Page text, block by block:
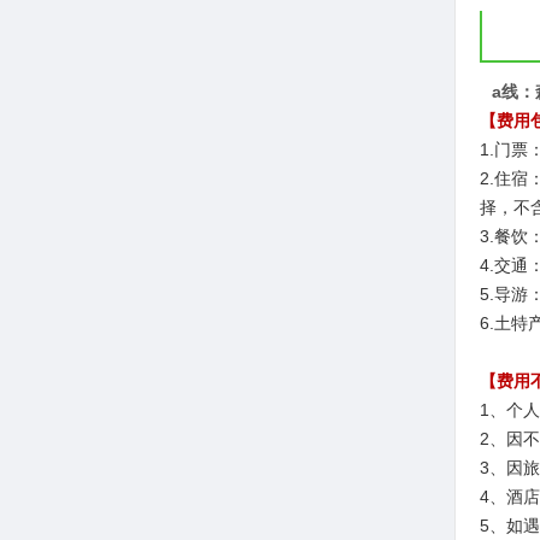
a线：
【费用
1.门票
2.住宿
择，不
3.餐饮
4.交通
5.导游
6.土特
【费用
1、个
2、因
3、因
4、酒
5、如